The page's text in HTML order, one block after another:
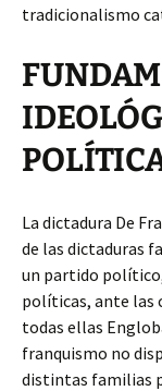
tradicionalismo
La dictadura De
de las dictaduras
un partido
políticas, ante las
todas ellas
franquismo no
distintas familias